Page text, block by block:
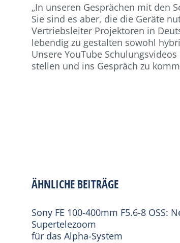
„In unseren Gesprächen mit den
Sie sind es aber, die die Geräte
Vertriebsleiter Projektoren in
lebendig zu gestalten sowohl
Unsere YouTube
stellen und ins Gespräch zu
ÄHNLICHE BEITRÄGE
Sony FE 100-400mm F5.6-8 OSS:
Supertelezoom
für das Alpha-System